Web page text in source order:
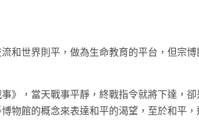
和世界則平，做為生命教育的平台，但宗博
》，當天戰事平靜，終戰指令就將下達，
物館的概念來表達和平的渴望，至於和平